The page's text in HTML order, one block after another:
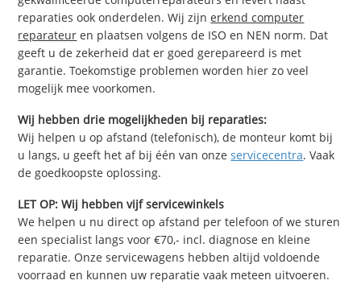
reparaties ook onderdelen. Wij zijnerkend computer
reparateur en plaatsen volgens de ISO en NEN norm. Dat
geeft u de zekerheid dat er goed gerepareerd is met
garantie. Toekomstige problemen worden hier zo veel
mogelijk mee voorkomen.
Wij hebben drie mogelijkheden bij reparaties:
Wij helpen u op afstand (telefonisch), de monteur komt bij
u langs, u geeft het af bij één van onzeservicecentra. Vaak
de goedkoopste oplossing.
LET OP: Wij hebben vijf servicewinkels
We helpen u nu direct op afstand per telefoon of we sturen
een specialist langs voor €70,- incl. diagnose en kleine
reparatie. Onze servicewagens hebben altijd voldoende
voorraad en kunnen uw reparatie vaak meteen uitvoeren.